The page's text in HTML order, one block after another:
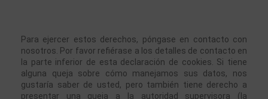
Para ejercer estos derechos, póngase en contacto con
nosotros. Por favor refiérase a los detalles de contacto en
la parte inferior de esta declaración de cookies. Si tiene
alguna queja sobre cómo manejamos sus datos, nos
gustaría saber de usted, pero también tiene derecho a
presentar una queja a la autoridad supervisora (la